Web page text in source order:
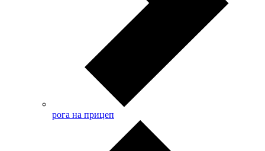
рога на прицеп